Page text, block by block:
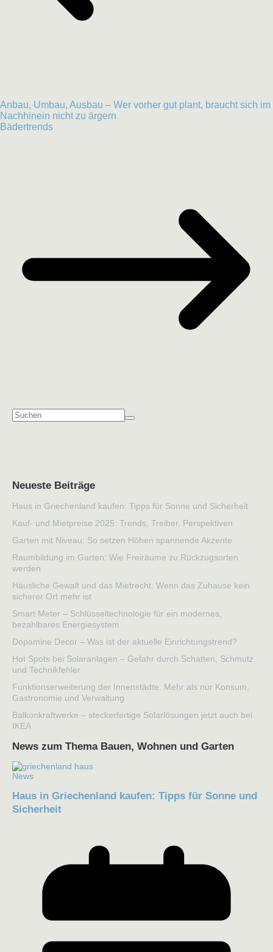
Anbau, Umbau, Ausbau – Wer vorher gut plant, braucht sich im
Nachhinein nicht zu ärgern
Bädertrends
Neueste Beiträge
Haus in Griechenland kaufen: Tipps für Sonne und Sicherheit
Kauf- und Mietpreise 2025: Trends, Treiber, Perspektiven
Garten mit Niveau: So setzen Höhen spannende Akzente
Raumbildung im Garten: Wie Freiräume zu Rückzugsorten
werden
Häusliche Gewalt und das Mietrecht: Wenn das Zuhause kein
sicherer Ort mehr ist
Smart Meter – Schlüsseltechnologie für ein modernes,
bezahlbares Energiesystem
Dopamine Decor – Was ist der aktuelle Einrichtungstrend?
Hot Spots bei Solaranlagen – Gefahr durch Schatten, Schmutz
und Technikfehler
Funktionserweiterung der Innenstädte: Mehr als nur Konsum,
Gastronomie und Verwaltung
Balkonkraftwerke – steckerfertige Solarlösungen jetzt auch bei
IKEA
News zum Thema Bauen, Wohnen und Garten
News
Haus in Griechenland kaufen: Tipps für Sonne und
Sicherheit